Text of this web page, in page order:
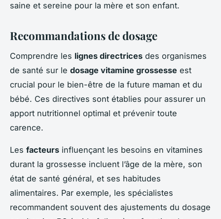
saine et sereine pour la mère et son enfant.
Recommandations de dosage
Comprendre les lignes directrices des organismes
de santé sur le dosage vitamine grossesse est
crucial pour le bien-être de la future maman et du
bébé. Ces directives sont établies pour assurer un
apport nutritionnel optimal et prévenir toute
carence.
Les facteurs influençant les besoins en vitamines
durant la grossesse incluent l’âge de la mère, son
état de santé général, et ses habitudes
alimentaires. Par exemple, les spécialistes
recommandent souvent des ajustements du dosage